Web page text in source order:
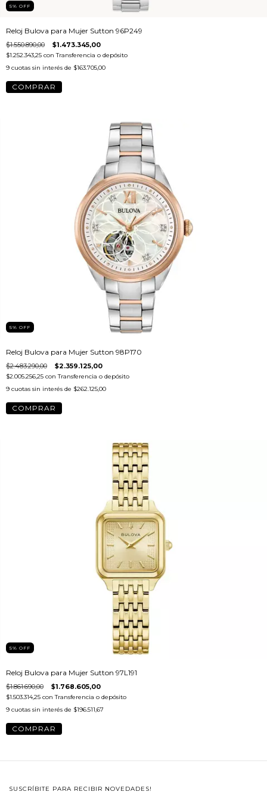
5% OFF
Reloj Bulova para Mujer Sutton 96P249
$1.550.890,00 $1.473.345,00
$1.252.343,25 con Transferencia o depósito
9 cuotas sin interés de $163.705,00
5% OFF
Reloj Bulova para Mujer Sutton 98P170
$2.483.290,00 $2.359.125,00
$2.005.256,25 con Transferencia o depósito
9 cuotas sin interés de $262.125,00
5% OFF
Reloj Bulova para Mujer Sutton 97L191
$1.861.690,00 $1.768.605,00
$1.503.314,25 con Transferencia o depósito
9 cuotas sin interés de $196.511,67
SUSCRÍBITE PARA RECIBIR NOVEDADES!